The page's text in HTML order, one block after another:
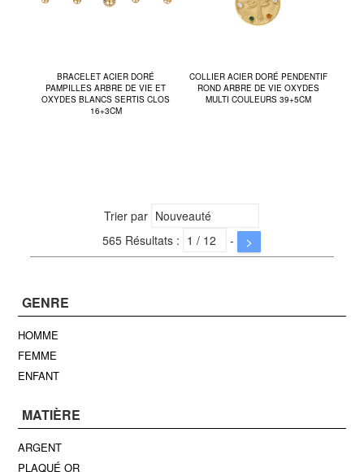
BRACELET ACIER DORÉ
PAMPILLES ARBRE DE VIE ET
OXYDES BLANCS SERTIS CLOS
16+3CM
COLLIER ACIER DORÉ PENDENTIF
ROND ARBRE DE VIE OXYDES
MULTI COULEURS 39+5CM
Trier par
565 Résultats :
- >
GENRE
HOMME
FEMME
ENFANT
MATIÈRE
ARGENT
PLAQUÉ OR